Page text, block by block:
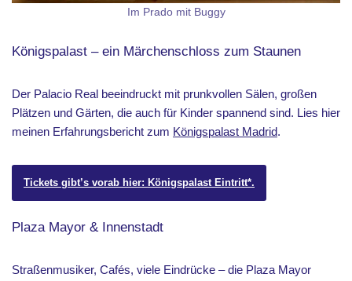
Im Prado mit Buggy
Königspalast – ein Märchenschloss zum Staunen
Der Palacio Real beeindruckt mit prunkvollen Sälen, großen
Plätzen und Gärten, die auch für Kinder spannend sind. Lies hier
meinen Erfahrungsbericht zum Königspalast Madrid.
Tickets gibt’s vorab hier: Königspalast Eintritt*.
Plaza Mayor & Innenstadt
Straßenmusiker, Cafés, viele Eindrücke – die Plaza Mayor